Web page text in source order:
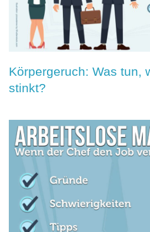
Körpergeruch: Was tun,
stinkt?